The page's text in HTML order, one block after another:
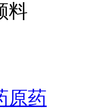
料
原药